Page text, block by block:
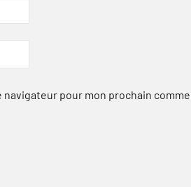
pour mon prochain